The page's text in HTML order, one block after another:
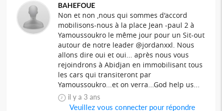
BAHEFOUE
Non et non ,nous qui sommes d'accord
mobilisons-nous à la place Jean -paul 2 à
Yamoussoukro le même jour pour un Sit-out
autour de notre leader @jordanxxl. Nous
allons dire oui et oui... après nous vous
rejoindrons à Abidjan en immobilisant tous
les cars qui transiteront par
Yamoussoukro...et on verra...God help us...
il y a 3 ans
Veuillez vous connecter pour répondre